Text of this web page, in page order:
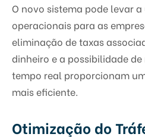
O novo sistema pode levar a
operacionais para as
eliminação de taxas
dinheiro e a possibilidade
tempo real proporcionam
mais eficiente.
Otimização do